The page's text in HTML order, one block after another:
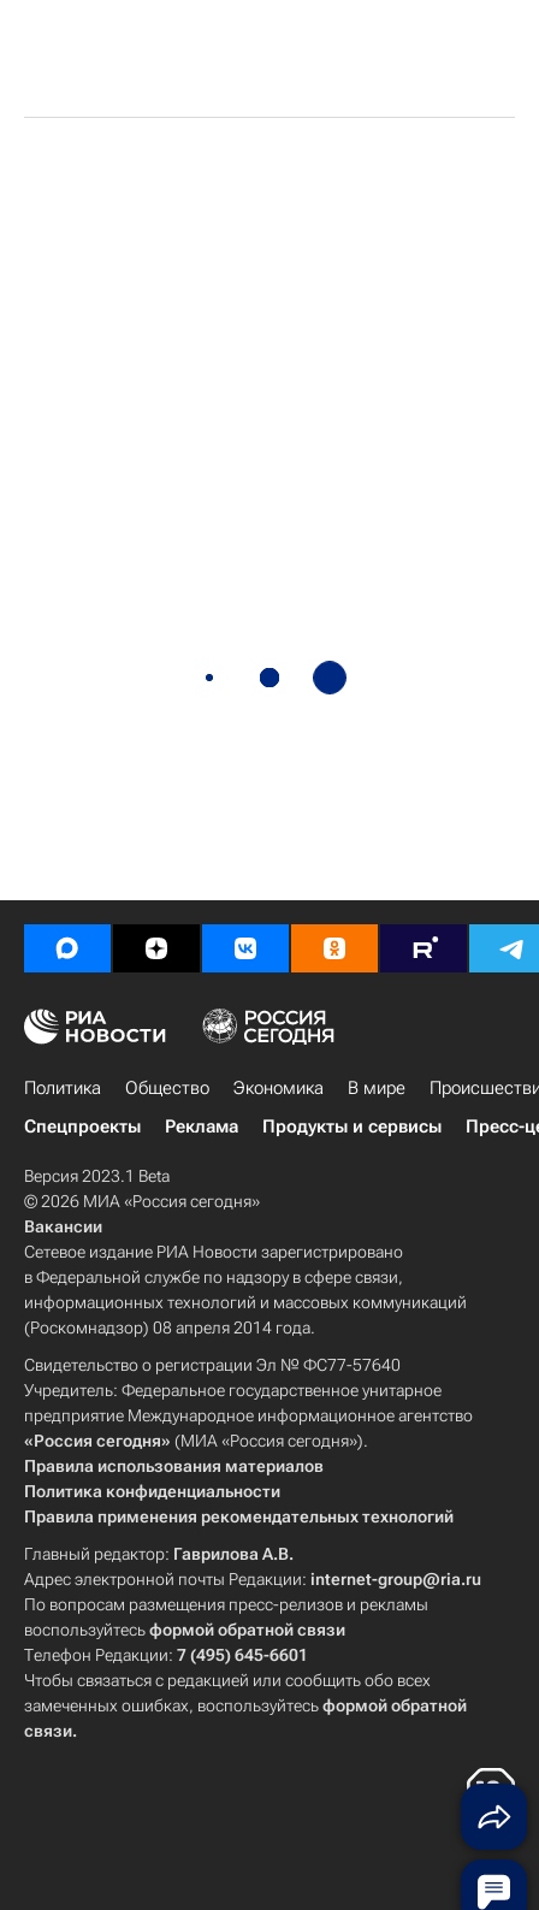
Политика Общество Экономика В мире
Спецпроекты
Реклама Продукты и сервисы Пресс-
Версия 2023.1 Beta
© 2026 МИА «Россия сегодня»
Вакансии
Сетевое издание РИА Новости зарегистрировано
в Федеральной службе по надзору в сфере связи,
информационных технологий и массовых коммуникаций
(Роскомнадзор) 08 апреля 2014 года.
Свидетельство о регистрации Эл № ФС77-57640
Учредитель: Федеральное государственное унитарное
предприятие Международное информационное агентство
«Россия сегодня» (МИА «Россия сегодня»).
Правила использования материалов
Политика конфиденциальности
Правила применения рекомендательных технологий
Главный редактор: Гаврилова А.В.
Адрес электронной почты Редакции: internet-group@ria.ru
По вопросам размещения пресс-релизов и рекламы
воспользуйтесьформой обратной связи
Телефон Редакции: 7 (495) 645-6601
Чтобы связаться с редакцией или сообщить обо всех
замеченных ошибках, воспользуйтесьформой обратной
связи.